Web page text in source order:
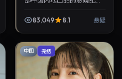
晖、黄渤等主演，2024年11
83,049 8.1 悬疑
中国 完结